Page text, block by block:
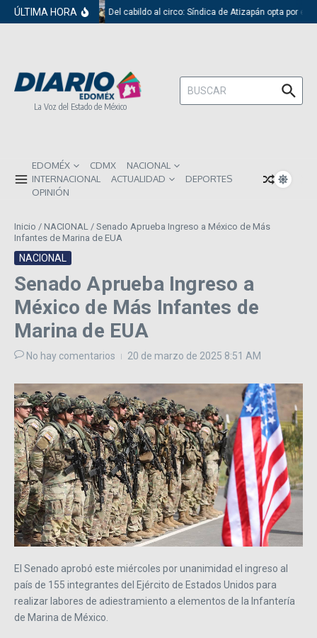
Saltar al contenido
ÚLTIMA HORA Del cabildo al circo: Síndica de Atizapán opta por el
La Voz del Estado de México
Buscar:
EDOMÉX CDMX
NACIONAL
INTERNACIONAL
ACTUALIDAD
DEPORTES
OPINIÓN
Inicio / NACIONAL / Senado Aprueba Ingreso a México de Más
Infantes de Marina de EUA
NACIONAL
Senado Aprueba Ingreso a
México de Más Infantes de
Marina de EUA
No hay comentarios 20 de marzo de 2025 8:51 AM
El Senado aprobó este miércoles por unanimidad el ingreso al
país de 155 integrantes del Ejército de Estados Unidos para
realizar labores de adiestramiento a elementos de la Infantería
de Marina de México.